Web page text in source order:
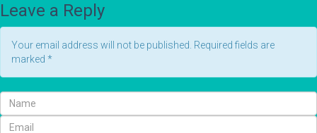
Leave a Reply
Your email address will not be published. Required fields are
marked *